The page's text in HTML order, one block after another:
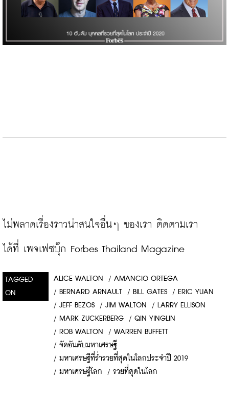
ไม่พลาดเรื่องราวน่าสนใจอื่นๆ ของเรา ติดตามเรา
ได้ที่ เพจเฟซบุ๊ก Forbes Thailand Magazine
TAGGED
ON
ALICE WALTON / AMANCIO ORTEGA
/ BERNARD ARNAULT / BILL GATES / ERIC YUAN
/ JEFF BEZOS / JIM WALTON /
LARRY ELLISON
/ MARK ZUCKERBERG / QIN YINGLIN
/ ROB WALTON / WARREN BUFFETT
/ จัดอันดับมหาเศรษฐี
/ มหาเศรษฐีที่ร่ำรวยที่สุดในโลกประจำปี 2019
/ มหาเศรษฐีโลก / รวยที่สุดในโลก